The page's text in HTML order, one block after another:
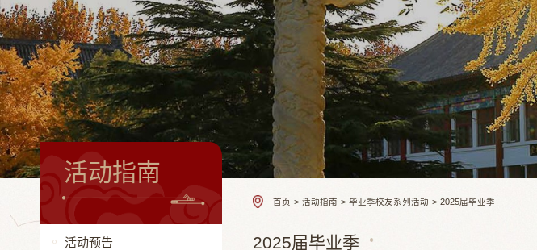
活动指南
活动预告
首页 > 活动指南 > 毕业季校友系列活动 > 2025届毕业季
2025届毕业季